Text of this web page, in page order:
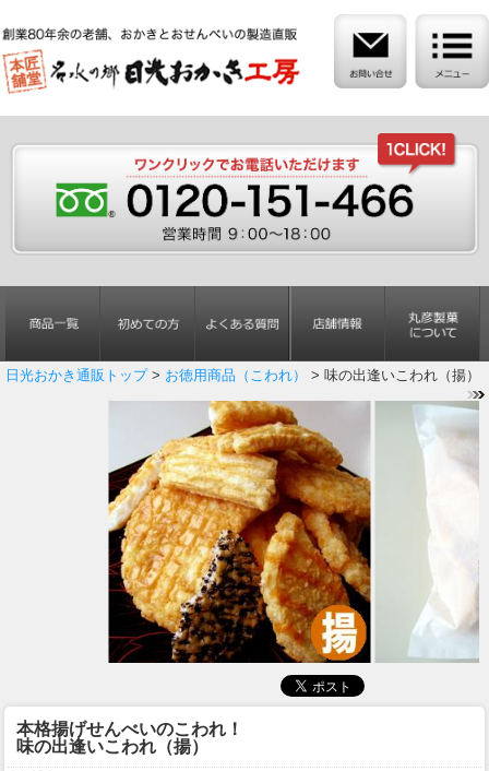
日光おかき通販トップ> お徳用商品（こわれ） > 味の出逢いこわれ（揚）
本格揚げせんべいのこわれ！
味の出逢いこわれ（揚）